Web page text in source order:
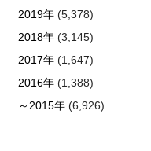
2019年(5,378)
2018年(3,145)
2017年(1,647)
2016年(1,388)
～2015年(6,926)